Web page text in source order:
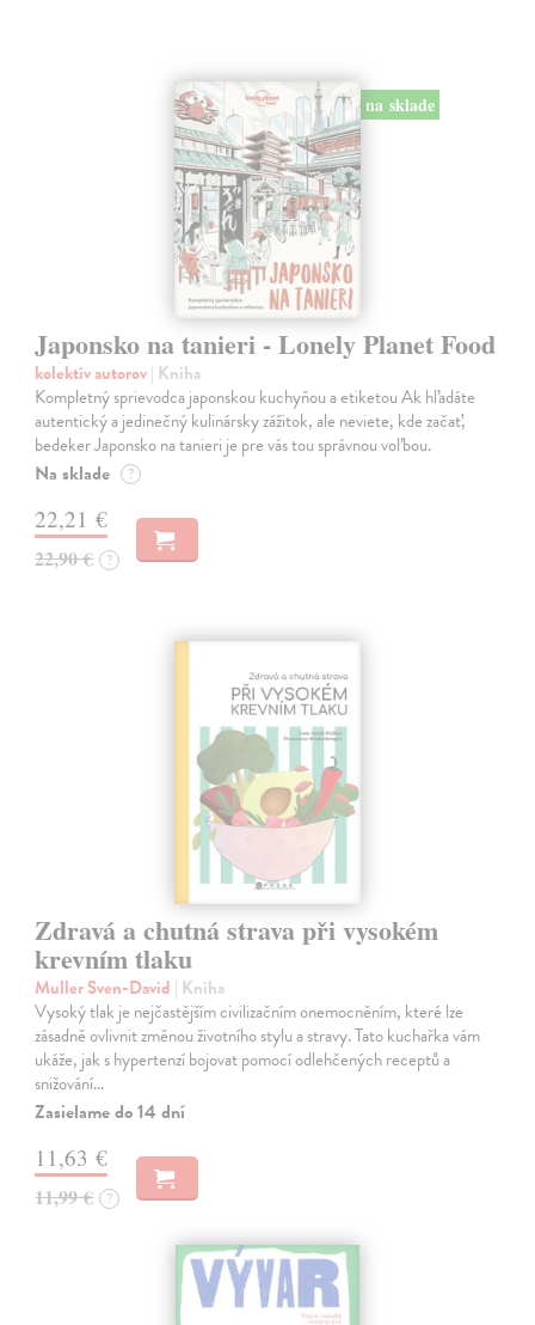
na sklade
Japonsko na tanieri - Lonely Planet Food
kolektív autorov| Kniha
Kompletný sprievodca japonskou kuchyňou a etiketou Ak hľadáte
autentický a jedinečný kulinársky zážitok, ale neviete, kde začať,
bedeker Japonsko na tanieri je pre vás tou správnou voľbou.
Na sklade ?
22,21 €
22,90 € ?
Zdravá a chutná strava při vysokém
krevním tlaku
Muller Sven-David | Kniha
Vysoký tlak je nejčastějším civilizačním onemocněním, které lze
zásadně ovlivnit změnou životního stylu a stravy. Tato kuchařka vám
ukáže, jak s hypertenzí bojovat pomocí odlehčených receptů a
snižování…
Zasielame do 14 dní
11,63 €
11,99 € ?